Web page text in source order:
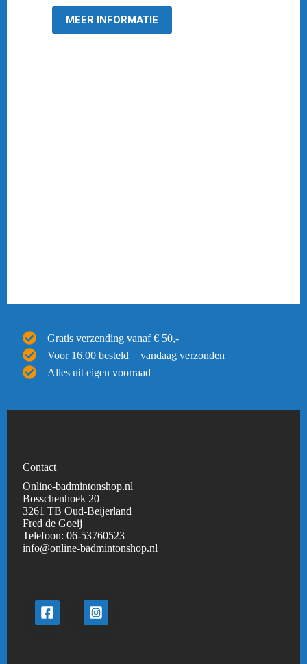
MEER INFORMATIE
Gratis verzending vanaf € 50,-
Voor 16.00 besteld = vandaag verzonden
Alles uit eigen voorraad
Contact
Online-badmintonshop.nl
Bosschenhoek 20
3261 TB Oud-Beijerland
Fred de Goeij
Telefoon:06-53760523
info@online-badmintonshop.nl